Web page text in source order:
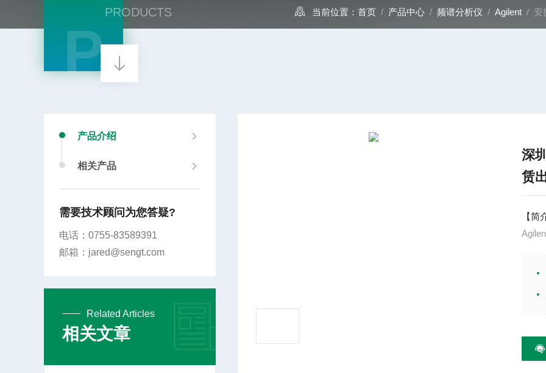
PRODUCTS
P
当前位置： 首页 / 产品中心 / 频谱分析仪 / Agilent / 安
深
赁
【简
产品介绍
相关产品
需要技术顾问为您答疑?
电话：0755-83589391
邮箱：jared@sengt.com
Related Articles
相关文章